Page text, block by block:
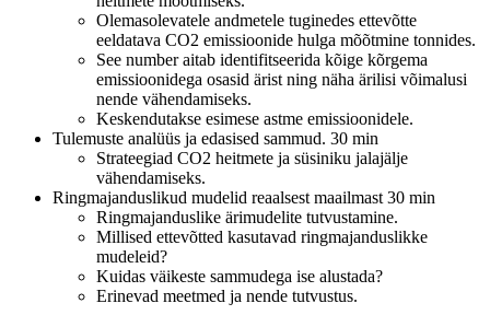
Olemasolevatele andmetele tuginedes ettevõtte
eeldatava CO2 emissioonide hulga mõõtmine tonnides.
See number aitab identifitseerida kõige kõrgema
emissioonidega osasid ärist ning näha ärilisi võimalusi
nende vähendamiseks.
Keskendutakse esimese astme emissioonidele.
Tulemuste analüüs ja edasised sammud. 30 min
Strateegiad CO2 heitmete ja süsiniku jalajälje
vähendamiseks.
Ringmajanduslikud mudelid reaalsest maailmast 30 min
Ringmajanduslike ärimudelite tutvustamine.
Millised ettevõtted kasutavad ringmajanduslikke
mudeleid?
Kuidas väikeste sammudega ise alustada?
Erinevad meetmed ja nende tutvustus.